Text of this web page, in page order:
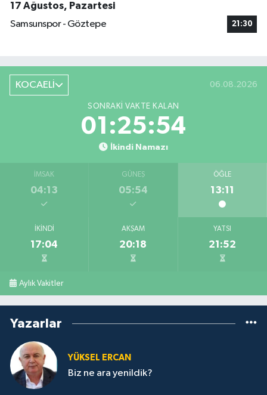
17 Ağustos, Pazartesi
Samsunspor - Göztepe
21:30
KOCAELİ 06.08.2026
SONRAKI VAKTE KALAN
01:25:54
İkindi Namazı
İMSAK
04:13
GÜNEŞ
05:54
ÖĞLE
13:11
İKINDI
17:04
AKŞAM
20:18
YATSI
21:52
Aylık Vakitler
Yazarlar
YÜKSEL ERCAN
Biz ne ara yenildik?